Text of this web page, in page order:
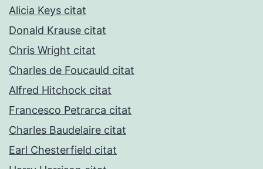
Alicia Keys citat
Donald Krause citat
Chris Wright citat
Charles de Foucauld citat
Alfred Hitchock citat
Francesco Petrarca citat
Charles Baudelaire citat
Earl Chesterfield citat